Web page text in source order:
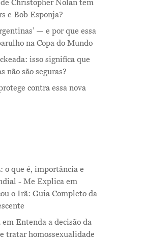
de Christopher Nolan tem
e Bob Esponja?
— e por que essa
na Copa do Mundo
isso significa que
não são seguras?
contra essa nova
o que é, importância e
- Me Explicaem
o Irã: Guia Completo da
em Entenda a decisão da
tratar homossexualidade